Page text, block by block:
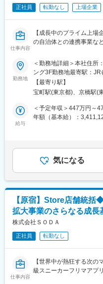
・施設の売上・稼働・コ
・他部署と連携した課題
■扱うサービス
IoT無人ホテル「mizuka
■組織構成
各施設支配人、現場スタ
エリア内複数拠点を統括
■教育体制
OJTを中心に現場での実
エリア統括や全社マネジ
テム領域への挑戦など、
IoT・DXを活用した事業
自身の志向に合ったキャ
■同社の魅力：
IoTを活用した次世代型ホ
進する成長企業です。
現在はIoT×ホスピタリテ
あり、事業拡大を進めて
ベンチャーならではの
長の中核を担う経験を積
正社員 転勤なし 上場企業
仕事内容
【成長中のプライム上
の自治体との連携事業な
■概要
関東圏内の各役場での
いただきます。
■仕事内容
〇自治体対応・ 現場ヘ
援）
・毎月各自治体で行われ
・コールセンターフォロ
話受付対応。
※おくやみ窓口とは
康保険課、介護保険課、
が必要かわからない」と
ます。
〇ご遺族に寄り添い、直
悲しみや不安の中にいる
聞けて本当に助かりま
この仕事の最大の報酬です
勤務地
＜勤務地詳細＞本社住所
ング3F勤務地最寄駅：JR
煙変更の範囲：会社の定
【最寄り駅】
宝町駅(東京都)、京橋駅(
給与
＜予定年収＞447万円～
年額（基本給）：
補足＞■年収：4,477,920
た上で決定いたします。
す。ただし、通勤手当は
金額であり、選考を通じ
は固定手当を含めた表記
気になる
【原宿】Store店舗統
拡大事業のさらなる成
株式会社ＳＯＤＡ
正社員 転勤なし
仕事内容
【世界中が熱狂する次
級スニーカーフリマアプ